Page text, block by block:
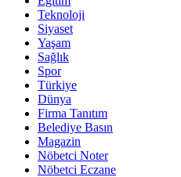
Teknoloji
Siyaset
Yaşam
Sağlık
Spor
Türkiye
Dünya
Firma Tanıtım
Belediye Basın
Magazin
Nöbetci Noter
Nöbetci Eczane